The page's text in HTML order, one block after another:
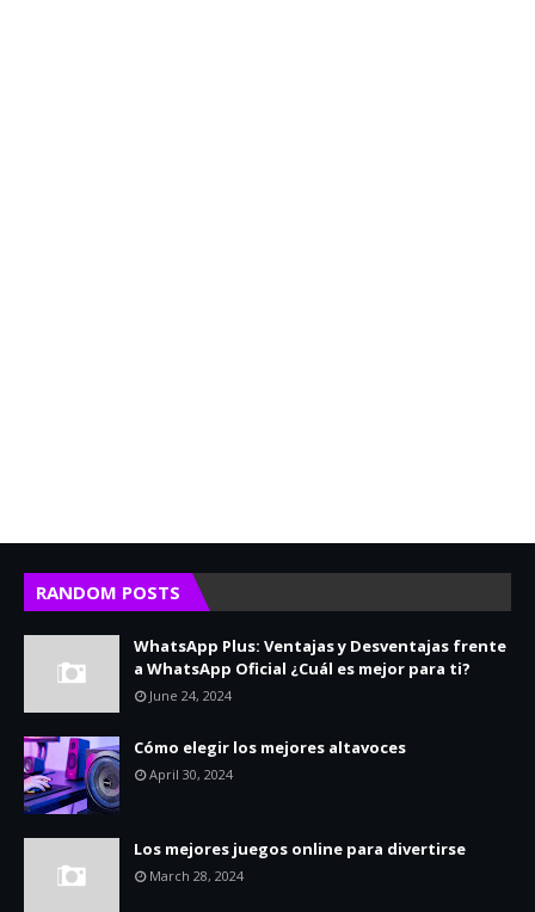
RANDOM POSTS
WhatsApp Plus: Ventajas y Desventajas frente
a WhatsApp Oficial ¿Cuál es mejor para ti?
June 24, 2024
Cómo elegir los mejores altavoces
April 30, 2024
Los mejores juegos online para divertirse
March 28, 2024